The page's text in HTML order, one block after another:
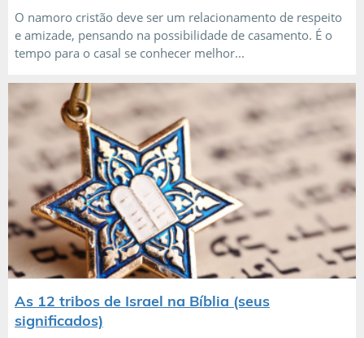
O namoro cristão deve ser um relacionamento de respeito
e amizade, pensando na possibilidade de casamento. É o
tempo para o casal se conhecer melhor...
As 12 tribos de Israel na Bíblia (seus
significados)